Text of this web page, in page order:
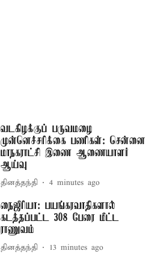
வடகிழக்குப் பருவமழை
முன்னெச்சரிக்கை பணிகள்: சென்னை
மாநகராட்சி இணை ஆணையாளர்
ஆய்வு
தினத்தந்தி 4 minutes ago
நைஜீரியா: பயங்கரவாதிகளால்
கடத்தப்பட்ட 308 பேரை மீட்ட
ராணுவம்
தினத்தந்தி 13 minutes ago